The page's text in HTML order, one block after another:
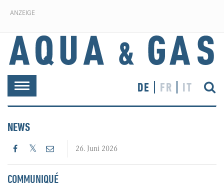
ANZEIGE
Toggle
navigation
DE FR IT
NEWS
26. Juni 2026
COMMUNIQUÉ